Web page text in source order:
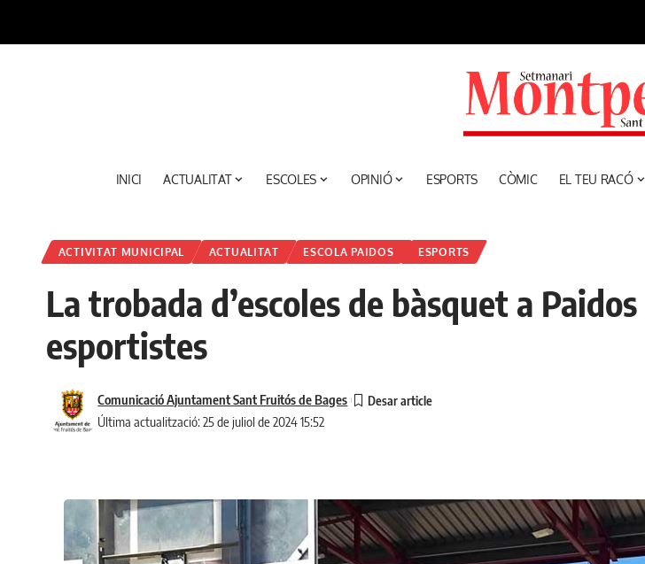
INICI ACTUALITAT ESCOLES OPINIÓ ESPORTS CÒMIC EL TEU RACÓ
ACTIVITAT MUNICIPAL ACTUALITAT ESCOLA PAIDOS ESPORTS
La trobada d’escoles de bàsquet a
esportistes
Última actualització: 25 de juliol de 2024 15:52
Comunicació Ajuntament Sant Fruitós de Bages